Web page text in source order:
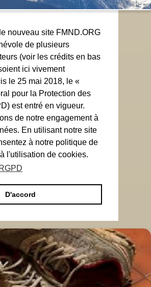
nouveau site FMND.ORG
de plusieurs
(voir les crédits en bas
ici vivement
le 25 mai 2018, le «
pour la Protection des
est entré en vigueur.
de notre engagement à
En utilisant notre site
à notre politique de
l'utilisation de cookies.
D'accord